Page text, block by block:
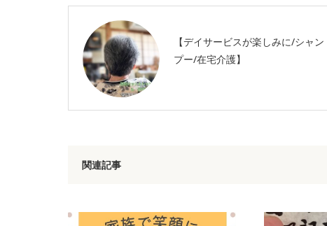
【デイサービスが楽しみに/シャン
プー/在宅介護】
関連記事